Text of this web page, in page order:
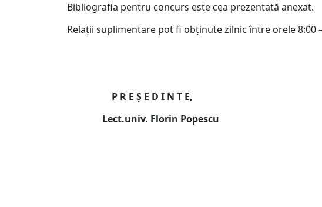
Bibliografia pentru concurs este cea prezentată anexat.
Relaţii suplimentare pot fi obţinute zilnic între orele
P R E Ş E D I N T
Lect.univ. Florin